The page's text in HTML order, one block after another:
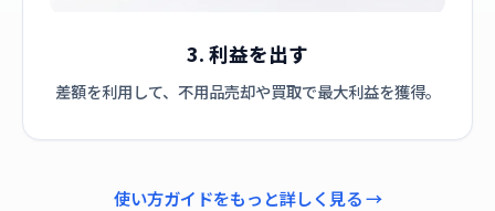
3. 利益を出す
差額を利用して、不用品売却や買取で最大利益を獲得。
使い方ガイドをもっと詳しく見る →